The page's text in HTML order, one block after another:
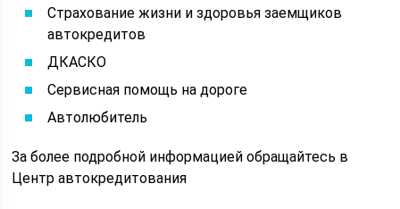
Страхование жизни и здоровья заемщиков
автокредитов
ДКАСКО
Сервисная помощь на дороге
Автолюбитель
За более подробной информацией обращайтесь в
Центр автокредитования